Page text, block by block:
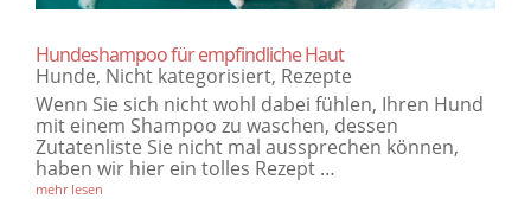
Hundeshampoo für empfindliche Haut
Hunde, Nicht kategorisiert, Rezepte
Wenn Sie sich nicht wohl dabei fühlen, Ihren Hund
mit einem Shampoo zu waschen, dessen
Zutatenliste Sie nicht mal aussprechen können,
haben wir hier ein tolles Rezept …
mehr lesen